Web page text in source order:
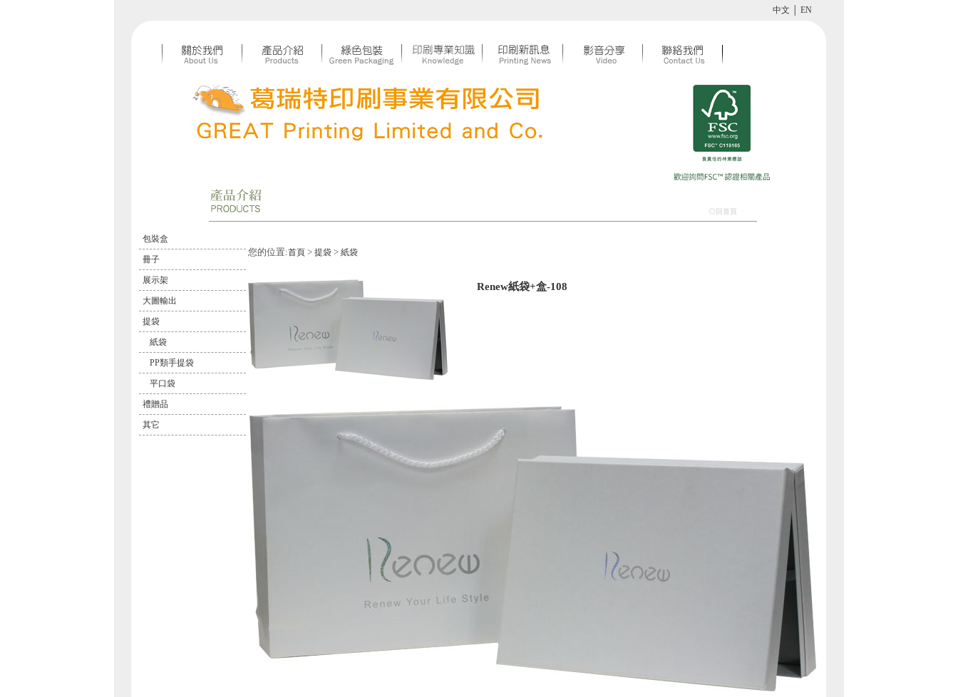
中文 EN
◎回首頁
包裝盒
冊子
展示架
大圖輸出
提袋
紙袋
PP類手提袋
平口袋
禮贈品
其它
您的位置:首頁> 提袋> 紙袋
Renew紙袋+盒-108